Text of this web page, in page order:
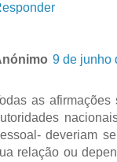
9 de junho
as afirmações
deveriam
relação ou